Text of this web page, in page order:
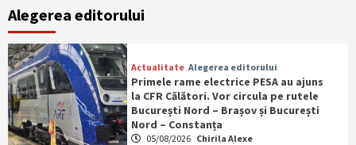
Alegerea editorului
Actualitate Alegerea editorului
Primele rame electrice PESA au ajuns
la CFR Călători. Vor circula pe rutele
București Nord – Brașov și București
Nord – Constanța
05/08/2026 Chirila Alexe